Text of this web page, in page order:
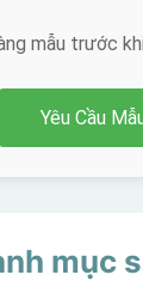
mẫu trước
Yêu Cầu
mục